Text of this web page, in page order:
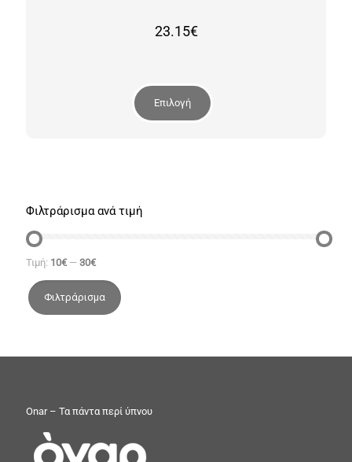
23.15€
Επιλογή
Φιλτράρισμα ανά τιμή
Τιμή: 10€ — 30€
Φιλτράρισμα
Onar – Τα πάντα περί ύπνου